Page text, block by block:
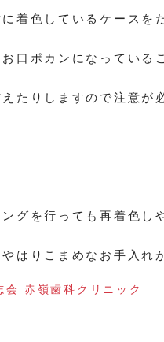
着色しているケースを
口ポカンになっている
たりしますので注意が
グを行っても再着色し
はりこまめなお手入れ
会 赤嶺歯科クリニック